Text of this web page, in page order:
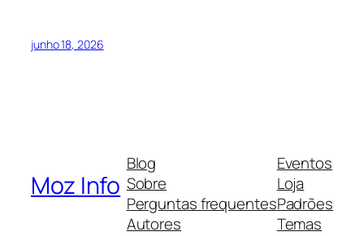
junho 18, 2026
Moz Info
Blog
Sobre
Perguntas frequentes
Autores
Eventos
Loja
Padrões
Temas